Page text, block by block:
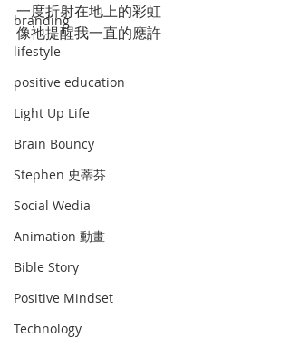
branding
lifestyle
positive education
Light Up Life
Brain Bouncy
Stephen 史蒂芬
Social Wedia
Animation 動畫
Bible Story
Positive Mindset
Technology
一度折射在地上的彩虹
像祂提醒我一直的應許